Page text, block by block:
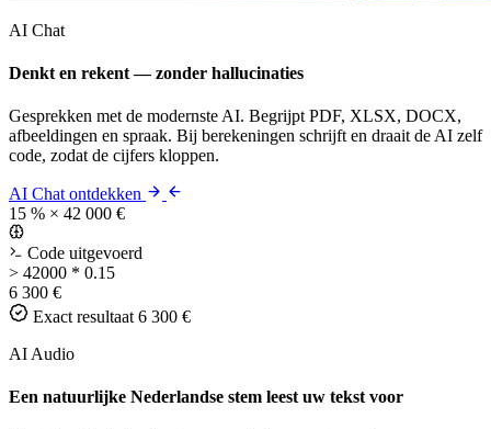
AI Chat
Denkt en rekent — zonder hallucinaties
Gesprekken met de modernste AI. Begrijpt PDF, XLSX, DOCX,
afbeeldingen en spraak. Bij berekeningen schrijft en draait de AI zelf
code, zodat de cijfers kloppen.
AI Chat ontdekken
15 % × 42 000 €
Code uitgevoerd
> 42000 * 0.15
6 300 €
Exact resultaat 6 300 €
AI Audio
Een natuurlijke Nederlandse stem leest uw tekst voor